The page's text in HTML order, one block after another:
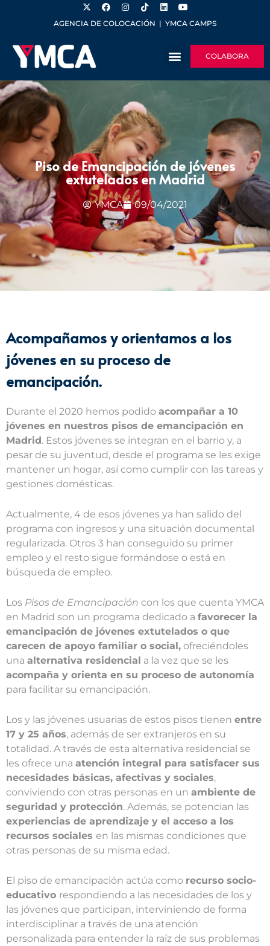
AGENCIA DE COLOCACIÓN | YMCA CAMPS
COLABORA
Piso de Emancipación de jóvenes
extutelados en Madrid
YMCA 09/04/2021
Acompañamos y orientamos a los
jóvenes en su proceso de
emancipación.
Durante el 2020 hemos podido acompañar a 10
jóvenes en nuestros pisos de emancipación en
Madrid. Estos jóvenes se integran en el barrio y, a
pesar de su juventud, desde el programa se les exige
mantener un hogar, así como cumplir con las tareas y
gestiones domésticas.
Actualmente, 4 de esos jóvenes ya han salido del
programa con ingresos y una situación documental
regularizada. Otros 3 han conseguido su primer
empleo y el resto sigue formándose o está en
búsqueda de empleo.
Los Pisos de Emancipación con los que cuenta YMCA
en Madrid son un programa dedicado a favorecer la
emancipación de jóvenes extutelados o que
carecen de apoyo familiar o social, ofreciéndoles
una alternativa residencial a la vez que se les
acompaña y orienta en su proceso de autonomía
para facilitar su emancipación.
Los y las jóvenes usuarias de estos pisos tienen entre
17 y 25 años, además de ser extranjeros en su
totalidad. A través de esta alternativa residencial se
les ofrece una atención integral para satisfacer sus
necesidades básicas, afectivas y sociales,
conviviendo con otras personas en un ambiente de
seguridad y protección. Además, se potencian las
experiencias de aprendizaje y el acceso a los
recursos sociales en las mismas condiciones que
otras personas de su misma edad.
El piso de emancipación actúa como recurso socio-
educativo respondiendo a las necesidades de los y
las jóvenes que participan, interviniendo de forma
interdisciplinar a través de una atención
personalizada para entender la raíz de sus problemas